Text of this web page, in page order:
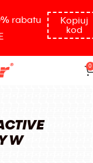
0
W
rabatu
Kopiuj
kod